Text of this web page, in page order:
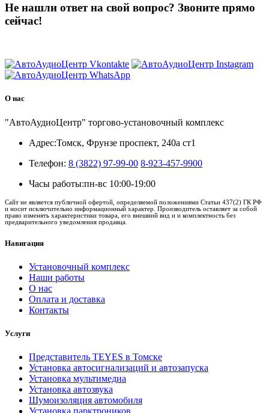
Не нашли ответ на свой вопрос? Звоните прямо
сейчас!
О нас
"АвтоАудиоЦентр" торгово-установочный комплекс
Адрес:Томск, Фрунзе проспект, 240а ст1
Телефон: 8 (3822) 97-99-00 8-923-457-9900
Часы работы:пн-вс 10:00-19:00
Сайт не является публичной офертой, определяемой положениями Статьи 437(2) ГК РФ
и носит исключительно информационный характер. Производитель оставляет за собой
право изменять характеристики товара, его внешний вид и и комплектность без
предварительного уведомления продавца.
Навигация
Установочный комплекс
Наши работы
О нас
Оплата и доставка
Контакты
Услуги
Представитель TEYES в Томске
Установка автосигнализаций и автозапуска
Установка мультимедиа
Установка автозвука
Шумоизоляция автомобиля